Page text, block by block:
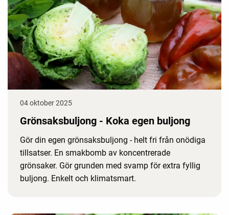
04 oktober 2025
Grönsaksbuljong - Koka egen buljong
Gör din egen grönsaksbuljong - helt fri från onödiga
tillsatser. En smakbomb av koncentrerade
grönsaker. Gör grunden med svamp för extra fyllig
buljong. Enkelt och klimatsmart.